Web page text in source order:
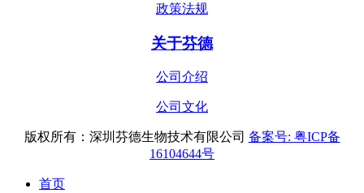
政策法规
关于芬德
公司介绍
公司文化
版权所有：深圳芬德生物技术有限公司 备案号: 粤ICP备
16104644号
首页